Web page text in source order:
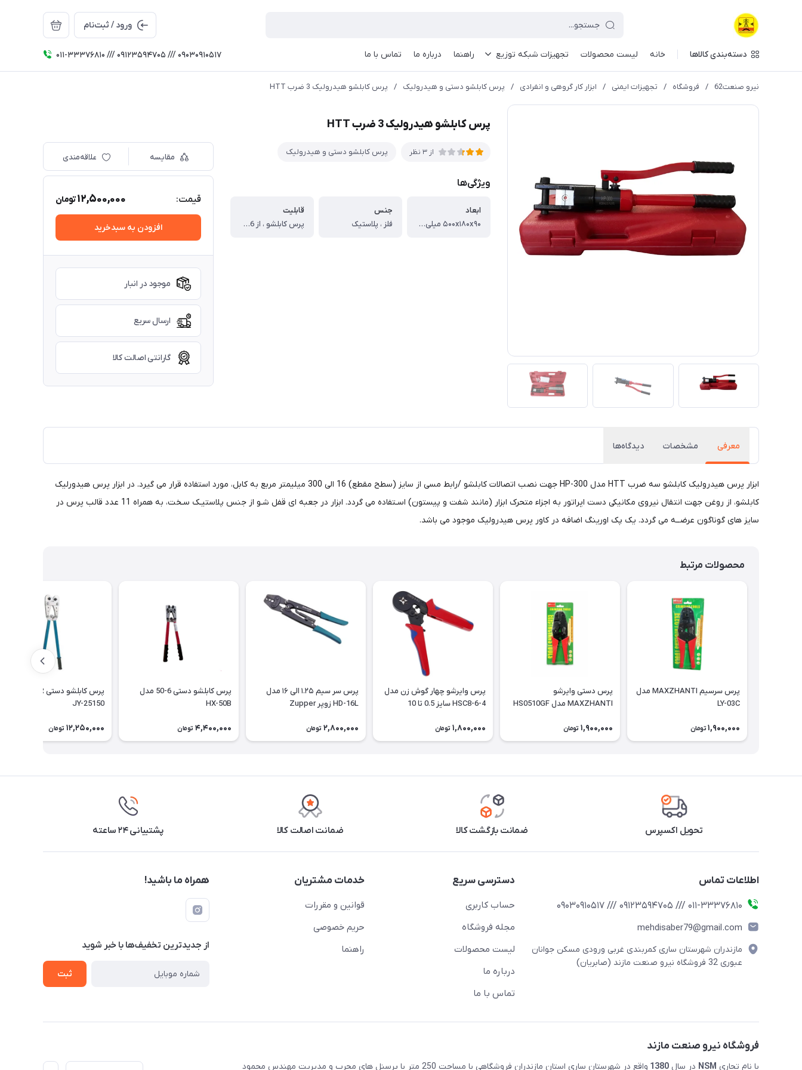
ورود / ثبت‌نام
دسته‌بندی کالاها خانه لیست محصولات تجهیزات شبکه توزیع راهنما درباره ما تماس با ما 011-33376810 /// 09123594705 /// 09030910517
نیرو صنعت62 / فروشگاه / تجهیزات ایمنی / ابزار کار گروهی و انفرادی / پرس کابلشو دستی و هیدرولیک / پرس کابلشو هیدرولیک 3 ضرب HTT
پرس کابلشو هیدرولیک 3 ضرب HTT
از 3 نظر پرس کابلشو دستی و هیدرولیک
ویژگی‌ها
ابعاد
۵۰۰x۱۸۰x۹۰ میلی‌متر
جنس
فلز ، پلاستیک
قابلیت
پرس کابلشو ، از 16 تا 300
مقایسه علاقه‌مندی
قیمت: 12,500,000تومان
افزودن به سبدخرید
موجود در انبار
ارسال سریع
گارانتی اصالت کالا
معرفی مشخصات دیدگاه‌ها
ابزار پرس هیدرولیک کابلشو سه ضرب HTT مدل HP-300 جهت نصب اتصالات کابلشو /رابط مسی از سایز (سطح مقطع) 16 الی 300 میلیمتر مربع به کابل، مورد استفاده قرار می گیرد. در ابزار پرس هیدورلیک
کابلشو، از روغن جهت انتقال نیروی مکانیکی دست اپراتور به اجزاء متحرک ابزار (مانند شفت و پیستون) اسـتفاده می گردد. ابزار در جعبه ای قفل شـو از جنس پلاستیـک سـخت، به همراه 11 عدد قالب پرس در
سایز های گوناگون عرضــه می گردد. یک پک اورینگ اضافه در کاور پرس هیدرولیک موجود می باشد.
محصولات مرتبط
پرس سرسیم MAXZHANTI مدل
LY-03C
1,900,000 تومان
پرس دستی وایرشو
MAXZHANTI مدل HS0510GF
1,900,000 تومان
پرس وایرشو چهار گوش زن مدل
HSC8-6-4 سایز 0.5 تا 10
1,800,000 تومان
پرس سر سیم ۱.۲۵ الی ۱۶ مدل
HD-16L زوپر Zupper
2,800,000 تومان
پرس کابلشو دستی 6-50 مدل
HX-50B
4,400,000 تومان
JY-25150
12,250,000 تومان
تحویل اکسپرس ضمانت بازگشت کالا ضمانت اصالت کالا پشتیبانی ۲۴ ساعته
اطلاعات تماس
011-33376810 /// 09123594705 /// 09030910517
mehdisaber79@gmail.com
مازندران شهرستان ساری کمربندی غربی ورودی مسکن جوانان
عبوری 32 فروشگاه نیرو صنعت مازند (صابریان)
دسترسی سریع
حساب کاربری
مجله فروشگاه
لیست محصولات
درباره ما
تماس با ما
خدمات مشتریان
قوانین و مقررات
حریم خصوصی
راهنما
همراه ما باشید!
از جدید‌ترین تخفیف‌ها با‌ خبر شوید
ثبت
فروشگاه نیرو صنعت مازند
با نام تجاری NSM در سال 1380 واقع در شهرستان ساری استان مازندران فروشگاهی با مساحت 250 متر با پرسنل های مجرب و مدیریت مهندس محمود